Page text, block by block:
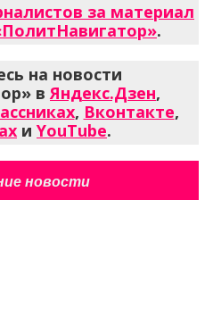
за материал
.
на новости
вЯндекс.Дзен,
, Вконтакте,
и YouTube.
новости